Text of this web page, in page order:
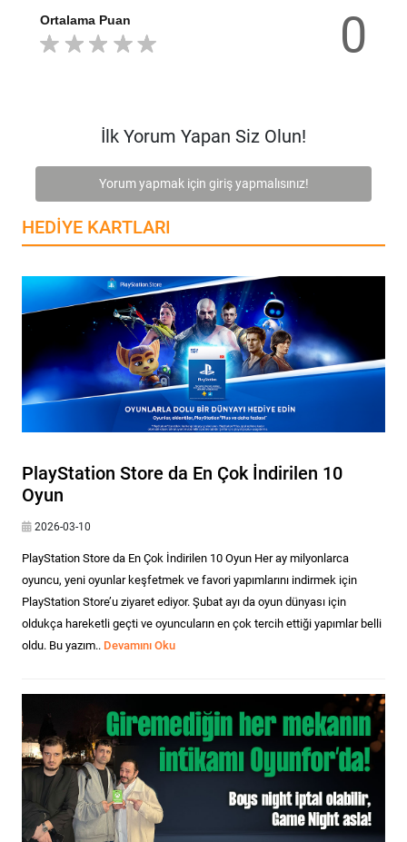
Ortalama Puan 0
İlk Yorum Yapan Siz Olun!
Yorum yapmak için giriş yapmalısınız!
HEDIYE KARTLARI
PlayStation Store da En Çok İndirilen 10
Oyun
2026-03-10
PlayStation Store da En Çok İndirilen 10 Oyun Her ay milyonlarca
oyuncu, yeni oyunlar keşfetmek ve favori yapımlarını indirmek için
PlayStation Store’u ziyaret ediyor. Şubat ayı da oyun dünyası için
oldukça hareketli geçti ve oyuncuların en çok tercih ettiği yapımlar belli
oldu. Bu yazım.. Devamını Oku